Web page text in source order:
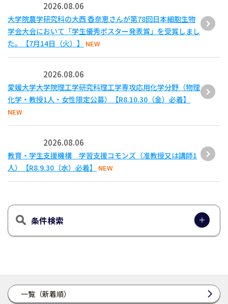
一覧（新着順）
2026.08.06
大学院農学研究科の大西 香奈恵さんが第78回日本細胞生物
学会大会において「学生優秀ポスター発表賞」を受賞しまし
た。【7月14日（火）】
NEW
2026.08.06
愛媛大学大学院理工学研究科理工学専攻応用化学分野（物理
化学・教授1人・女性限定公募）【R8.10.30（金）必着】
NEW
2026.08.06
教育・学生支援機構 学習支援コモンズ（准教授又は講師1
人）【R8.9.30（水）必着】
NEW
条件検索